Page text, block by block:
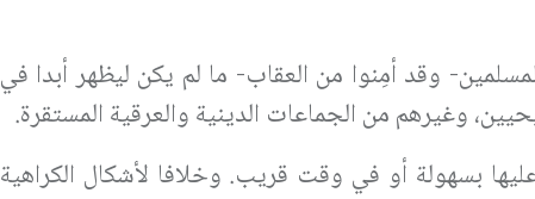
وقد أمِنوا من العقاب- ما لم يكن ليظهر أبدا في
وغيرهم من الجماعات الدينية والعرقية المستقرة.
عليها بسهولة أو في وقت قريب. وخلافا لأشكال الكراهية